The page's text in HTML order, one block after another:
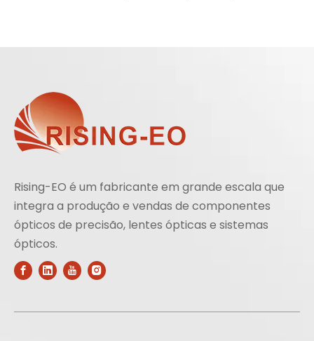
Rising-EO é um fabricante em grande escala que
integra a produção e vendas de componentes
ópticos de precisão, lentes ópticas e sistemas
ópticos.